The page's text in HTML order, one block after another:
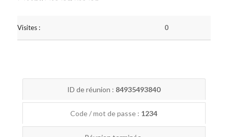
Visites : 0
ID de réunion : 84935493840
Code / mot de passe : 1234